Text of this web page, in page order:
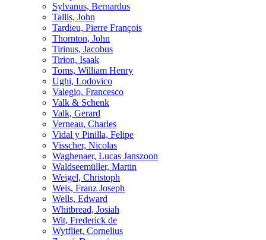
Sylvanus, Bernardus
Tallis, John
Tardieu, Pierre François
Thornton, John
Tirinus, Jacobus
Tirion, Isaak
Toms, William Henry
Ughi, Lodovico
Valegio, Francesco
Valk & Schenk
Valk, Gerard
Verneau, Charles
Vidal y Pinilla, Felipe
Visscher, Nicolas
Waghenaer, Lucas Janszoon
Waldseemüller, Martin
Weigel, Christoph
Weis, Franz Joseph
Wells, Edward
Whitbread, Josiah
Wit, Frederick de
Wytfliet, Cornelius